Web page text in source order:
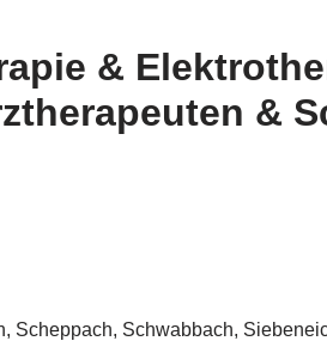
&
&
Schwabbach,